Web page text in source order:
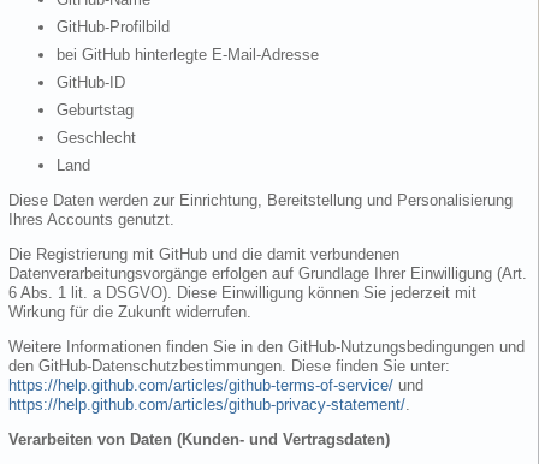
GitHub-Profilbild
bei GitHub hinterlegte E-Mail-Adresse
GitHub-ID
Geburtstag
Geschlecht
Land
Diese Daten werden zur Einrichtung, Bereitstellung und Personalisierung
Ihres Accounts genutzt.
Die Registrierung mit GitHub und die damit verbundenen
Datenverarbeitungsvorgänge erfolgen auf Grundlage Ihrer Einwilligung (Art.
6 Abs. 1 lit. a DSGVO). Diese Einwilligung können Sie jederzeit mit
Wirkung für die Zukunft widerrufen.
Weitere Informationen finden Sie in den GitHub-Nutzungsbedingungen und
den GitHub-Datenschutzbestimmungen. Diese finden Sie unter:
https://help.github.com/articles/github-terms-of-service/ und
https://help.github.com/articles/github-privacy-statement/.
Verarbeiten von Daten (Kunden- und Vertragsdaten)